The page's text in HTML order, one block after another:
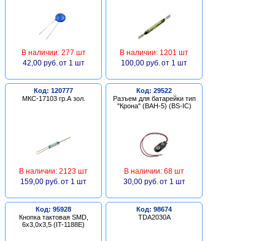
В наличии: 277 шт
42,00 руб. от 1 шт
В наличии: 1201 шт
100,00 руб. от 1 шт
Код: 120777
МКС-17103 гр.А зол.
В наличии: 2123 шт
159,00 руб. от 1 шт
Код: 29522
Разъем для батарейки тип
"Крона" (BAH-5) (BS-IC)
В наличии: 68 шт
30,00 руб. от 1 шт
Код: 95928
Кнопка тактовая SMD,
6х3,0х3,5 (IT-1188E)
Код: 98674
TDA2030A